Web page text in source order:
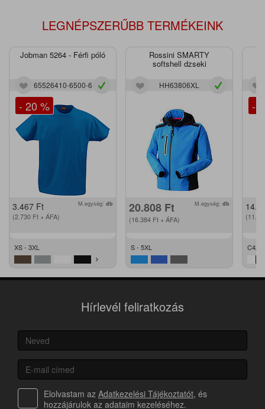
LEGNÉPSZERŰBB TERMÉKEINK
Jobman 5264 - Férfi póló
65526410-6500-6
- 20 %
3.467 Ft
(2.730 Ft + ÁFA)
M.egység: db
XS - 3XL
Rossini SMARTY
softshell dzseki
HH63806XL
20.808 Ft
(16.384 Ft + ÁFA)
M.egység: db
S - 5XL
-
C42 -
Hírlevél feliratkozás
Elolvastam az Adatkezelési Tájékoztatót, és
hozzájárulok az adataim kezeléséhez.